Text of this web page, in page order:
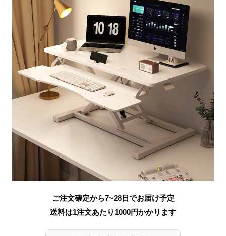
ご注文確定から7~28日でお届け予定
送料は1注文あたり 1000円かかります